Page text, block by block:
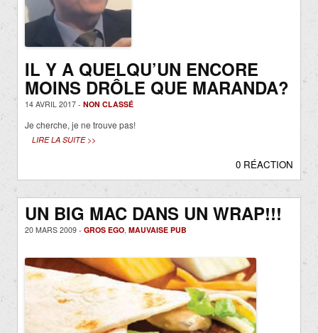
IL Y A QUELQU’UN ENCORE
MOINS DRÔLE QUE MARANDA?
14 AVRIL 2017 - NON CLASSÉ
Je cherche, je ne trouve pas!
LIRE LA SUITE >>
0 RÉACTION
UN BIG MAC DANS UN WRAP!!!
20 MARS 2009 - GROS EGO, MAUVAISE PUB